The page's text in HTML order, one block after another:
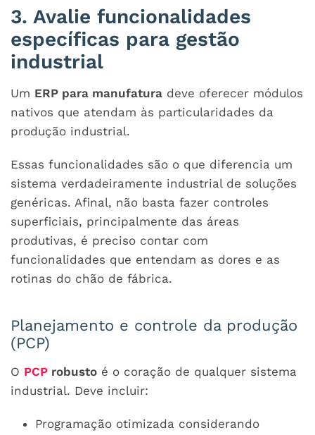
3. Avalie funcionalidades
específicas para gestão
industrial
Um ERP para manufatura deve oferecer módulos
nativos que atendam às particularidades da
produção industrial.
Essas funcionalidades são o que diferencia um
sistema verdadeiramente industrial de soluções
genéricas. Afinal, não basta fazer controles
superficiais, principalmente das áreas
produtivas, é preciso contar com
funcionalidades que entendam as dores e as
rotinas do chão de fábrica.
Planejamento e controle da produção
(PCP)
O PCP robusto é o coração de qualquer sistema
industrial. Deve incluir:
Programação otimizada considerando